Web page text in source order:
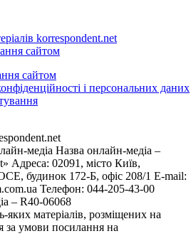
korrespondent.net
сайтом
сайтом
і персональних даних
медіа Назва онлайн-медіа –
Адреса: 02091, місто Київ,
будинок 172-Б, офіс 208/1 E-mail:
Телефон: 044-205-43-00
– R40-06068
яких матеріалів, розміщених на
за умови посилання на